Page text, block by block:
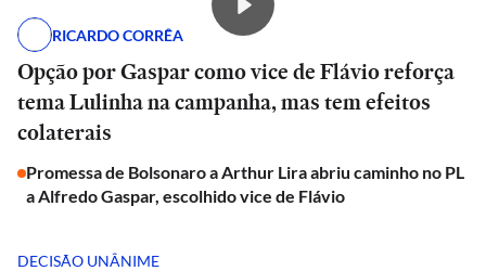
RICARDO CORRÊA
Opção por Gaspar como vice de Flávio reforça
tema Lulinha na campanha, mas tem efeitos
colaterais
Promessa de Bolsonaro a Arthur Lira abriu caminho no PL
a Alfredo Gaspar, escolhido vice de Flávio
DECISÃO UNÂNIME